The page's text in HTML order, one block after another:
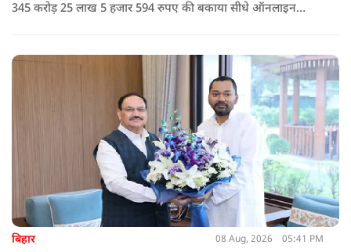
345 करोड़ 25 लाख 5 हजार 594 रुपए की बकाया सीधे ऑनलाइन
बिहार 08 Aug, 2026 05:41 PM